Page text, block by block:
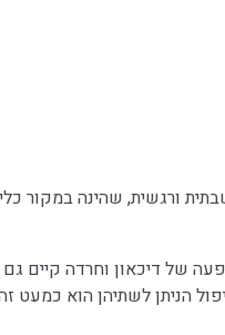
של דיכאון וחרדה קיים